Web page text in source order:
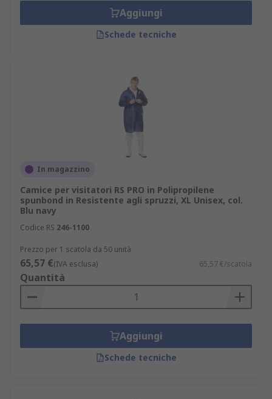
Aggiungi
Schede tecniche
In magazzino
Camice per visitatori RS PRO in Polipropilene
spunbond in Resistente agli spruzzi, XL Unisex, col.
Blu navy
Codice RS 246-1100
Prezzo per 1 scatola da 50 unità
65,57 €(IVA esclusa) 65,57 €/scatola
Quantità
Aggiungi
Schede tecniche